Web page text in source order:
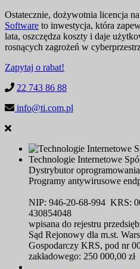
Ostatecznie, dożywotnia licencja
Software to inwestycja, która
lata, oszczędza koszty i daje
rosnących zagrożeń w
Zapytaj o rabat!
22 743 86 88
info@ti.com.pl
Technologie Internetowe
Dystrybutor
Programy antywirusowe
NIP: 946-20-68-994 KRS:
430854048
wpisana do rejestru
Sąd Rejonowy dla m.st.
Gospodarczy KRS, pod nr
zakładowego: 250 000,00 zł